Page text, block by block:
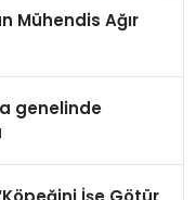
Mühendis Ağır
genelinde